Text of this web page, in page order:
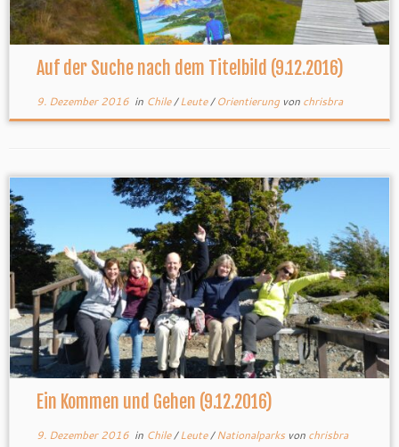
Auf der Suche nach dem Titelbild (9.12.2016)
9. Dezember 2016in Chile/Leute/Orientierung von chrisbra
Ein Kommen und Gehen (9.12.2016)
9. Dezember 2016in Chile/Leute/Nationalparks von chrisbra